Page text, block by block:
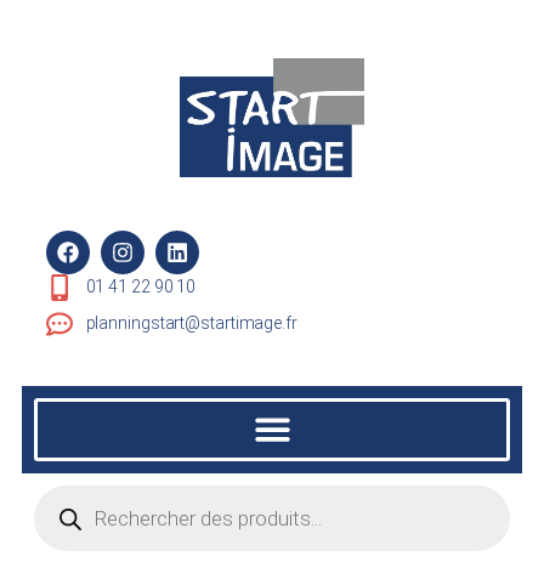
01 41 22 90 10
planningstart@startimage.fr